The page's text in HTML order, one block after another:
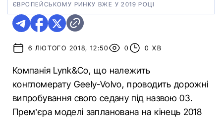
ЄВРОПЕЙСЬКОМУ РИНКУ ВЖЕ У 2019 РОЦІ
6 ЛЮТОГО 2018, 12:50 0 0 ХВ
Компанія Lynk&Co, що належить
конгломерату Geely-Volvo, проводить дорожні
випробування свого седану під назвою 03.
Прем’єра моделі запланована на кінець 2018